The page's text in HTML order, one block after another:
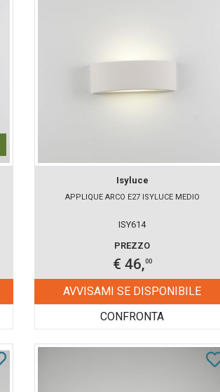
Isyluce
APPLIQUE ARCO E27 ISYLUCE MEDIO
ISY614
PREZZO
€ 46,00
AVVISAMI SE DISPONIBILE
CONFRONTA